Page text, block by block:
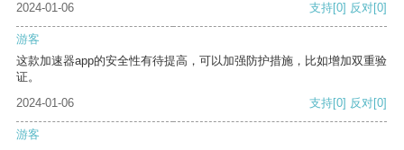
2024-01-06
支持[0] 反对[0]
游客
这款加速器app的安全性有待提高，可以加强防护措施，比如增加双重验
证。
2024-01-06
支持[0] 反对[0]
游客